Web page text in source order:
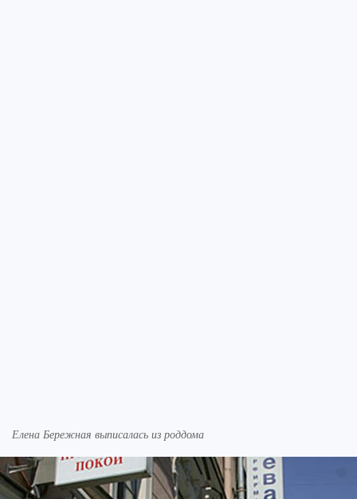
Елена Бережная выписалась из роддома